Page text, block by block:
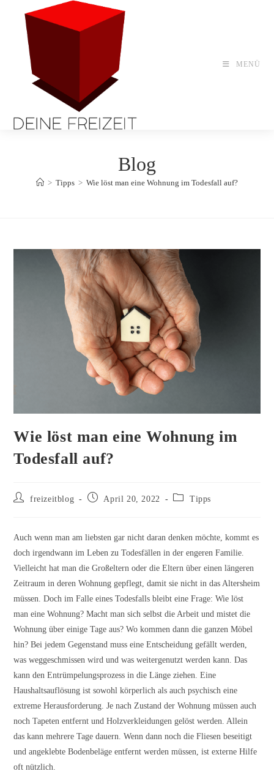
springen
MENÜ
Blog
> Tipps > Wie löst man eine Wohnung im Todesfall auf?
Wie löst man eine Wohnung im
Todesfall auf?
Beitrags-
freizeitblog
BeitragApril 20, 2022
Beitrags-
Tipps
Auch wenn man am liebsten gar nicht daran denken möchte, kommt es
doch irgendwann im Leben zu Todesfällen in der engeren Familie.
Vielleicht hat man die Großeltern oder die Eltern über einen längeren
Zeitraum in deren Wohnung gepflegt, damit sie nicht in das Altersheim
müssen. Doch im Falle eines Todesfalls bleibt eine Frage: Wie löst
man eine Wohnung? Macht man sich selbst die Arbeit und mistet die
Wohnung über einige Tage aus? Wo kommen dann die ganzen Möbel
hin? Bei jedem Gegenstand muss eine Entscheidung gefällt werden,
was weggeschmissen wird und was weitergenutzt werden kann. Das
kann den Entrümpelungsprozess in die Länge ziehen. Eine
Haushaltsauflösung ist sowohl körperlich als auch psychisch eine
extreme Herausforderung. Je nach Zustand der Wohnung müssen auch
noch Tapeten entfernt und Holzverkleidungen gelöst werden. Allein
das kann mehrere Tage dauern. Wenn dann noch die Fliesen beseitigt
und angeklebte Bodenbeläge entfernt werden müssen, ist externe Hilfe
oft nützlich.